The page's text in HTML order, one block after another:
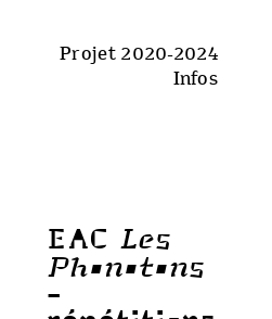
Projet 2020-2024
Infos
EAC Les
Phonotons
-